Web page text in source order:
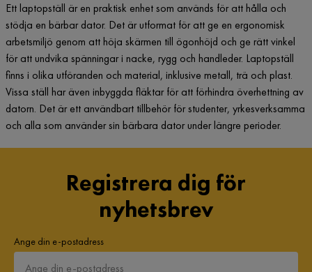
Ett laptopställ är en praktisk enhet som används för att hålla och
stödja en bärbar dator. Det är utformat för att ge en ergonomisk
arbetsmiljö genom att höja skärmen till ögonhöjd och ge rätt vinkel
för att undvika spänningar i nacke, rygg och handleder. Laptopställ
finns i olika utföranden och material, inklusive metall, trä och plast.
Vissa ställ har även inbyggda fläktar för att förhindra överhettning av
datorn. Det är ett användbart tillbehör för studenter, yrkesverksamma
och alla som använder sin bärbara dator under längre perioder.
Registrera dig för
nyhetsbrev
Ange din e-postadress